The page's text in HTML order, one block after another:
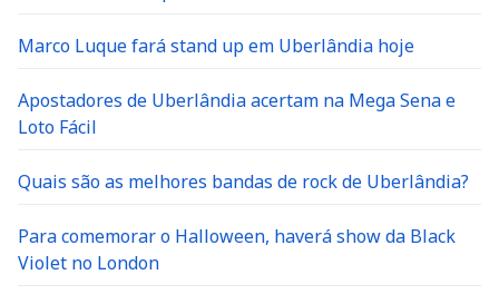
Marco Luque fará stand up em Uberlândia hoje
Apostadores de Uberlândia acertam na Mega Sena e
Loto Fácil
Quais são as melhores bandas de rock de Uberlândia?
Para comemorar o Halloween, haverá show da Black
Violet no London